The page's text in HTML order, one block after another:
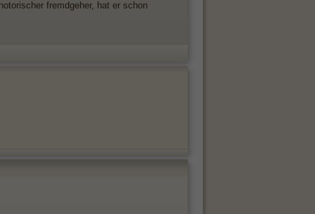
fremdgeher, hat er schon